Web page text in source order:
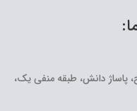
پاساژ دانش، طبقه منفی یک،